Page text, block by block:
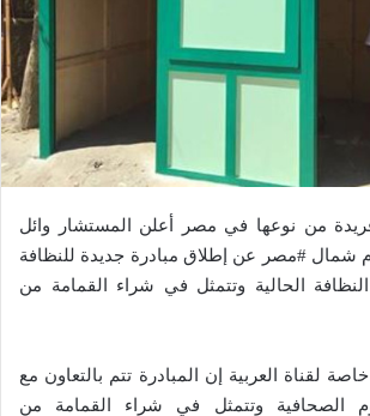
من نوعها في مصر أعلن المستشار وائل
شمال #مصر عن إطلاق مبادرة جديدة للنظافة
الحالية وتتمثل في شراء القمامة من
لقناة العربية إن المبادرة تتم بالتعاون مع
الصحافية وتتمثل في شراء القمامة من